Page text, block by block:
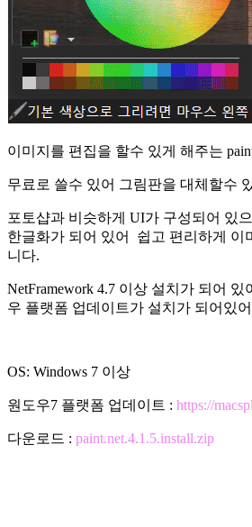
이미지를 편집을 할수 있게 해주는
무료로 쓸수 있어 그림판을 대체할수
포토샵과 비슷하게 UI가 구성되어 있
한글화가 되어 있어 쉽고 편리하게 이
니다.
NetFramework 4.7 이상 설치가 되어
우 플랫폼 업데이트가 설치가 되어있
OS: Windows 7 이상
원도우7 플랫폼 업데이트 : https://
다운로드 : paint.net.4.1.5.install.zip